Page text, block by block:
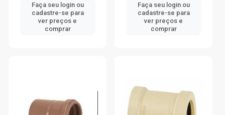
Faça seu login ou
cadastre-se para
ver preços e
comprar
Faça seu login ou
cadastre-se para
ver preços e
comprar